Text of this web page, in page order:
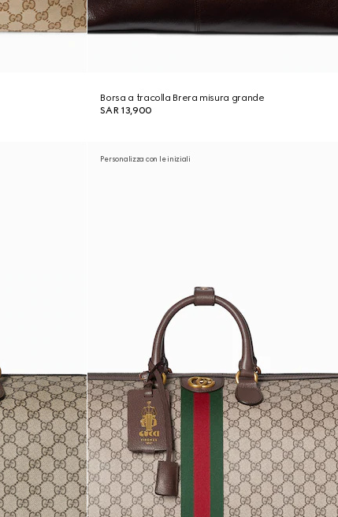
Borsa a tracolla Brera misura grande
SAR 13,900
Personalizza con le iniziali